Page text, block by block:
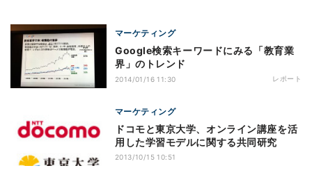
マーケティング
Google検索キーワードにみる「教育業
界」のトレンド
2014/01/16 11:30 レポート
マーケティング
ドコモと東京大学、オンライン講座を活
用した学習モデルに関する共同研究
2013/10/15 10:51